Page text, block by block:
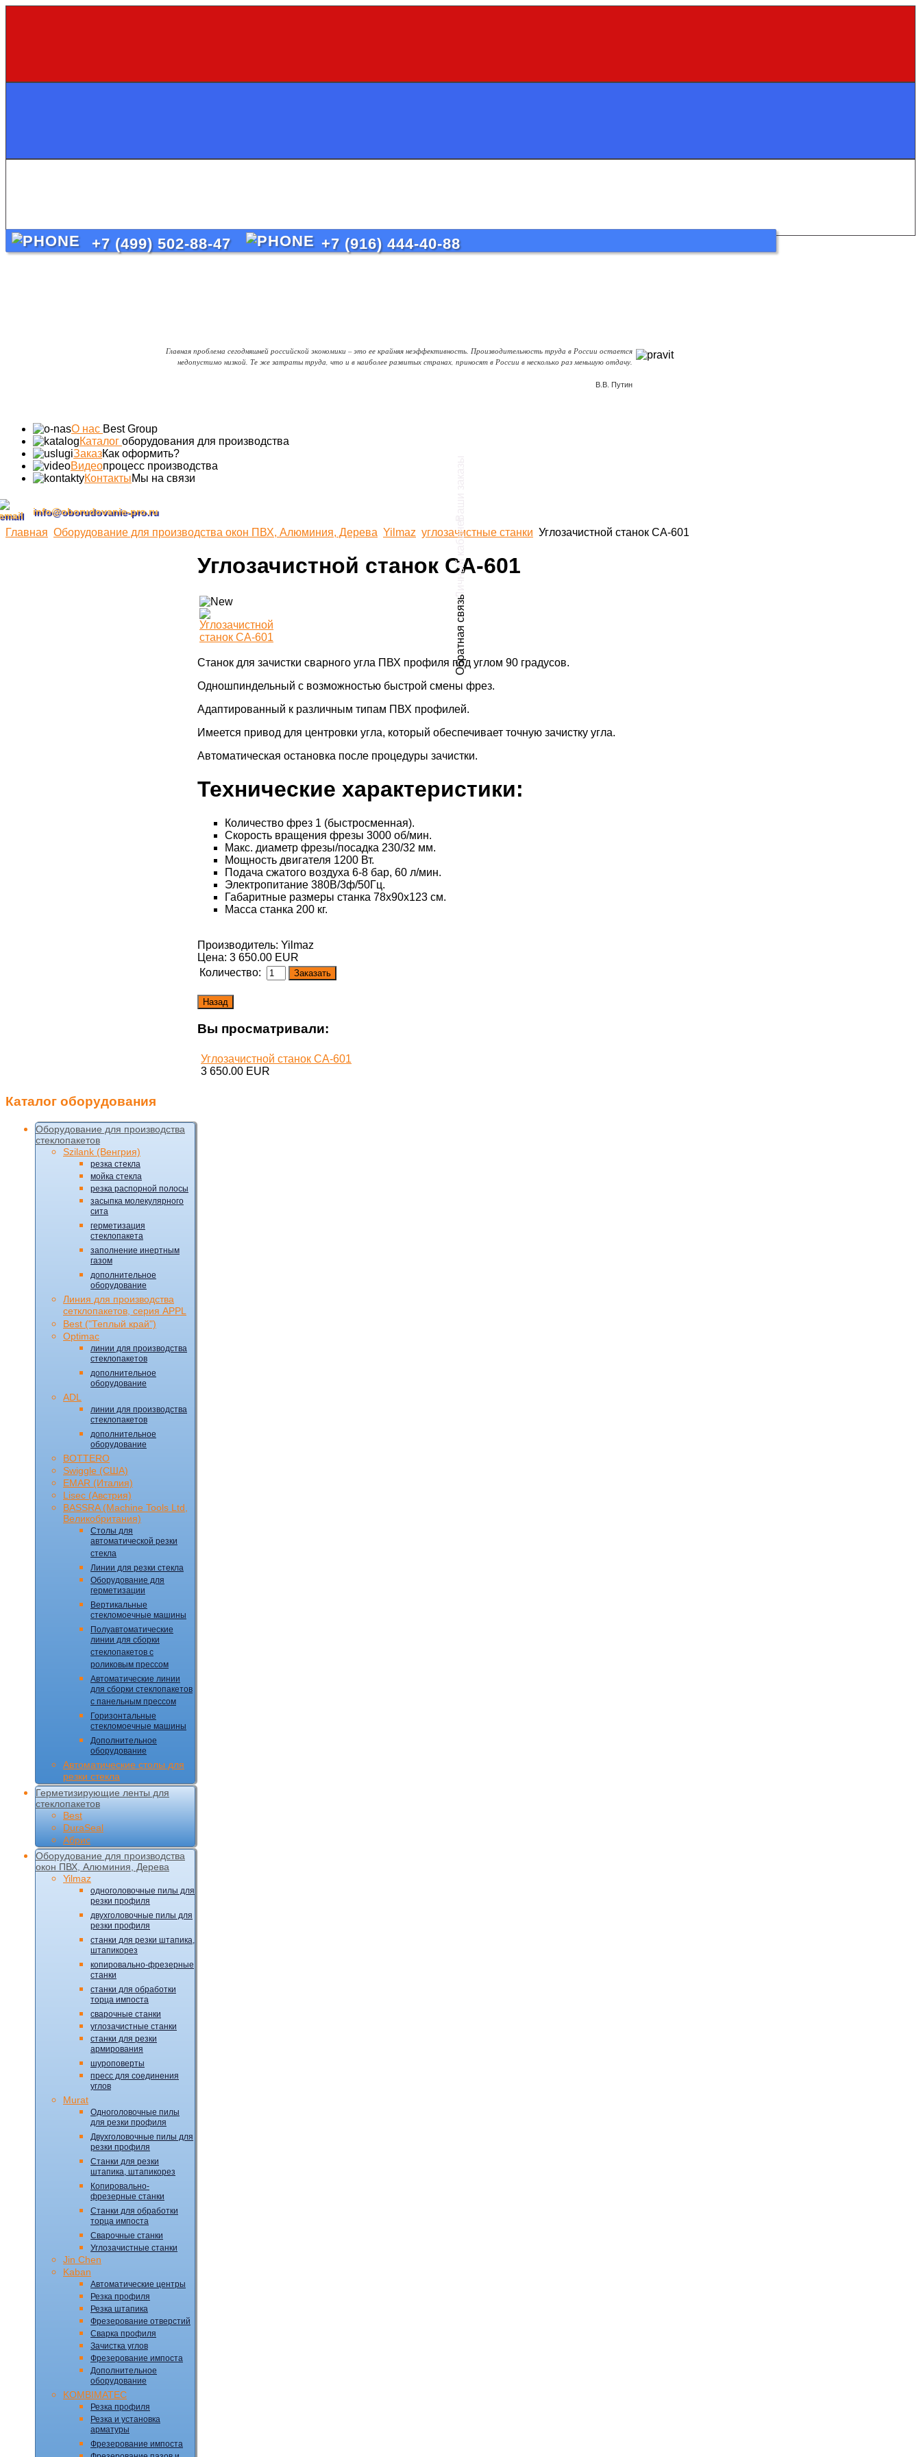
Личный кабинет
Обратная связь
+7 (499) 502-88-47 +7 (916) 444-40-88
Главная проблема сегодняшней российской экономики – это ее крайняя неэффективность. Производительность труда в России остается
недопустимо низкой. Те же затраты труда, что и в наиболее развитых странах, приносят в России в несколько раз меньшую отдачу.
В.B. Путин
О нас Best Group
Каталог оборудования для производства
ЗаказКак оформить?
Видеопроцесс производства
КонтактыМы на связи
info@oborudovanie-pro.ru
Главная Оборудование для производства окон ПВХ, Алюминия, Дерева Yilmaz углозачистные станки Углозачистной станок CA-601
Углозачистной станок CA-601
Станок для зачистки сварного угла ПВХ профиля под углом 90 градусов.
Одношпиндельный с возможностью быстрой смены фрез.
Адаптированный к различным типам ПВХ профилей.
Имеется привод для центровки угла, который обеспечивает точную зачистку угла.
Автоматическая остановка после процедуры зачистки.
Технические характеристики:
Количество фрез 1 (быстросменная).
Скорость вращения фрезы 3000 об/мин.
Макс. диаметр фрезы/посадка 230/32 мм.
Мощность двигателя 1200 Вт.
Подача сжатого воздуха 6-8 бар, 60 л/мин.
Электропитание 380В/3ф/50Гц.
Габаритные размеры станка 78х90х123 см.
Масса станка 200 кг.
Производитель: Yilmaz
Цена: 3 650.00 EUR
Количество:
Вы просматривали:
Углозачистной станок CA-601
3 650.00 EUR
Каталог оборудования
Оборудование для производства
стеклопакетов
Szilank (Венгрия)
резка стекла
мойка стекла
резка распорной полосы
засыпка молекулярного
сита
герметизация
стеклопакета
заполнение инертным
газом
дополнительное
оборудование
Линия для производства
сетклопакетов, серия APPL
Best ("Теплый край")
Optimac
линии для производства
стеклопакетов
дополнительное
оборудование
ADL
линии для производства
стеклопакетов
дополнительное
оборудование
BOTTERO
Swiggle (CША)
EMAR (Италия)
Lisec (Австрия)
BASSRA (Machine Tools Ltd,
Великобритания)
Столы для
автоматической резки
стекла
Линии для резки стекла
Оборудование для
герметизации
Вертикальные
стекломоечные машины
Полуавтоматические
линии для сборки
стеклопакетов с
роликовым прессом
Автоматические линии
для сборки стеклопакетов
с панельным прессом
Горизонтальные
стекломоечные машины
Дополнительное
оборудование
Автоматические столы для
резки стекла
Герметизирующие ленты для
стеклопакетов
Best
DuraSeal
Абрис
Оборудование для производства
окон ПВХ, Алюминия, Дерева
Yilmaz
одноголовочные пилы для
резки профиля
двухголовочные пилы для
резки профиля
станки для резки штапика,
штапикорез
копировально-фрезерные
станки
станки для обработки
торца импоста
сварочные станки
углозачистные станки
станки для резки
армирования
шуроповерты
пресс для соединения
углов
Murat
Одноголовочные пилы
для резки профиля
Двухголовочные пилы для
резки профиля
Станки для резки
штапика, штапикорез
Копировально-
фрезерные станки
Станки для обработки
торца импоста
Сварочные станки
Углозачистные станки
Jin Chen
Kaban
Автоматические центры
Резка профиля
Резка штапика
Фрезерование отверстий
Сварка профиля
Зачистка углов
Фрезерование импоста
Дополнительное
оборудование
KOMBIMATEC
Резка профиля
Резка и установка
арматуры
Фрезерование импоста